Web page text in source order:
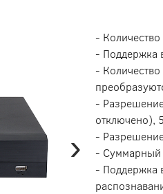
›
-
- Поддержка
-
-
отключено),
-
- Суммарный
- Поддержка